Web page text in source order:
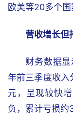
欧美等20多个国
营收增长但
财务数据
年前三季度收入
元，呈现较快
负，累计亏损约